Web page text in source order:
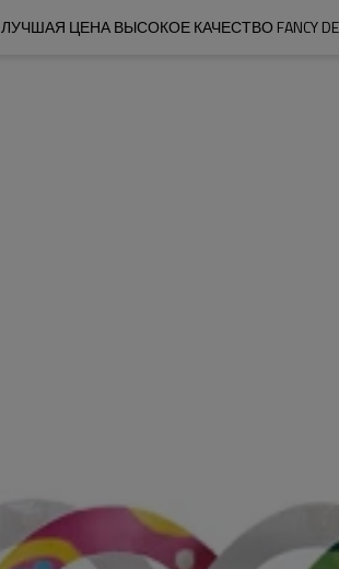
ЛУЧШАЯ ЦЕНА ВЫСОКОЕ КАЧЕСТВО FANCY